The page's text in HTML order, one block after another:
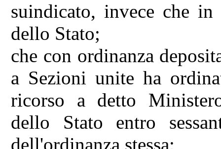
suindicato, invece che in
dello Stato;
che con ordinanza
a Sezioni unite ha
ricorso a detto
dello Stato entro
dell'ordinanza stessa;